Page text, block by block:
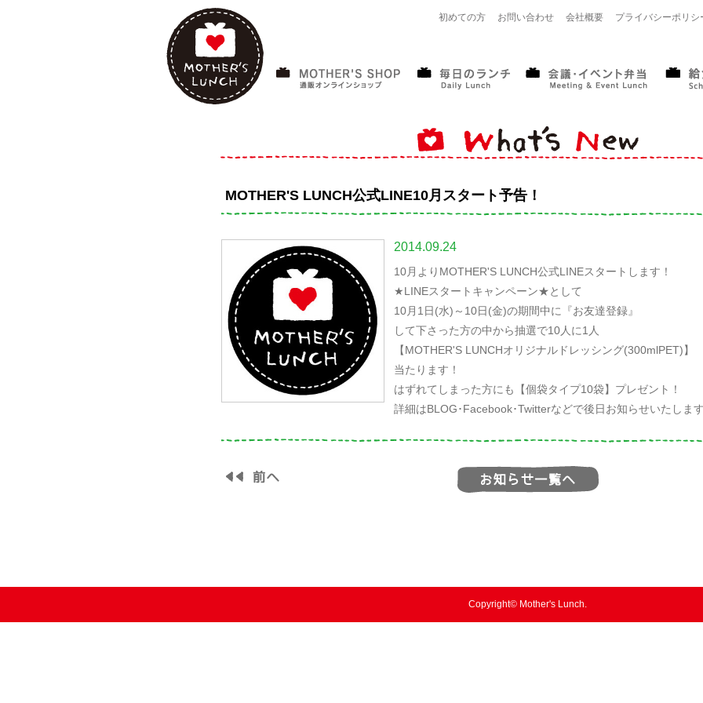
初めての方 お問い合わせ 会社概要 プライバシーポリシ
MOTHER'S LUNCH公式LINE10月スタート予告！
2014.09.24
10月よりMOTHER'S LUNCH公式LINEスタートします！
★LINEスタートキャンペーン★として
10月1日(水)～10日(金)の期間中に『お友達登録』
して下さった方の中から抽選で10人に1人
【MOTHER'S LUNCHオリジナルドレッシング(300mlPET)】
当たります！
はずれてしまった方にも【個袋タイプ10袋】プレゼント！
詳細はBLOG･Facebook･Twitterなどで後日お知らせいたしま
Copyright© Mother's Lunch.